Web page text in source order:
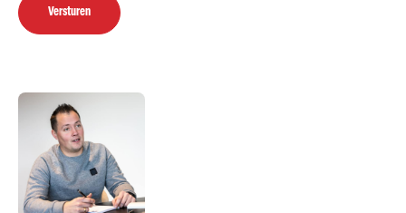
Versturen